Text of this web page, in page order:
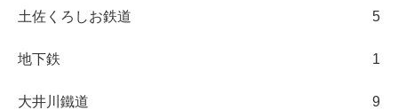
土佐くろしお鉄道 5
地下鉄 1
大井川鐵道 9